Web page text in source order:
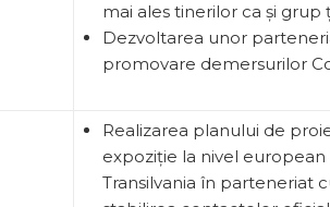
mai ales tinerilor ca și grup
Dezvoltarea unor
promovare demersurilor
Realizarea planului de
expoziție la nivel
Transilvania în parteneriat